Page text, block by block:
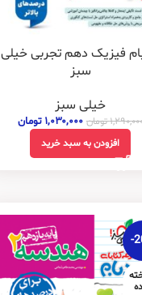
فیزیک دهم تجربی خیلی
سبز
خیلی سبز
تومان ۱,۰۳۰,۰۰۰ تومان
افزودن به سبد خرید
-